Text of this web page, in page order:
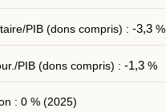
PIB (dons compris) : -3,3%
PIB (dons compris) : -1,3%
: 0 % (2025)